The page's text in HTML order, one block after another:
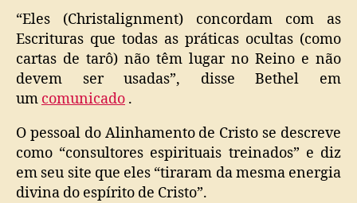
“Eles (Christalignment) concordam com as
Escrituras que todas as práticas ocultas (como
cartas de tarô) não têm lugar no Reino e não
devem ser usadas”, disse Bethel em
um comunicado .
O pessoal do Alinhamento de Cristo se descreve
como “consultores espirituais treinados” e diz
em seu site que eles “tiraram da mesma energia
divina do espírito de Cristo”.